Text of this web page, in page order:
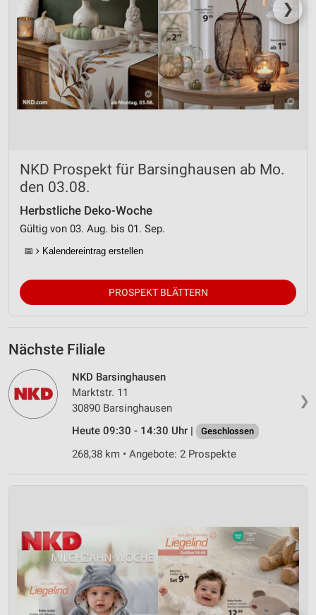
❯
NKD Prospekt für Barsinghausen ab Mo.
den 03.08.
Herbstliche Deko-Woche
Gültig von 03. Aug. bis 01. Sep.
📅 Kalendereintrag erstellen
PROSPEKT BLÄTTERN
Nächste Filiale
❯
NKD Barsinghausen
Marktstr. 11
30890 Barsinghausen
Heute 09:30 - 14:30 Uhr |
Geschlossen
268,38 km • Angebote: 2 Prospekte